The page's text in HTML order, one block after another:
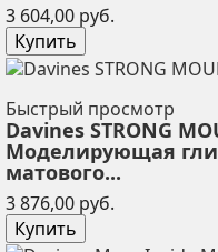
3 604,00 руб.
Купить
Быстрый просмотр
Davines STRONG
Моделирующая
матового...
3 876,00 руб.
Купить